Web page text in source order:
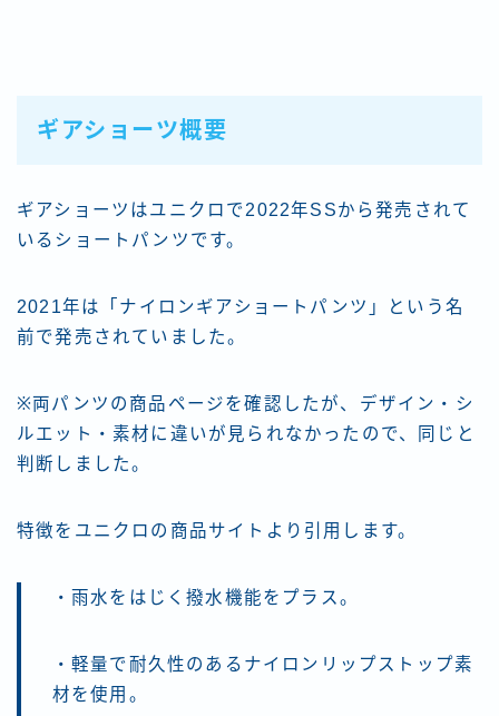
ギアショーツ概要
ギアショーツはユニクロで2022年SSから発売されて
いるショートパンツです。
2021年は「ナイロンギアショートパンツ」という名
前で発売されていました。
※両パンツの商品ページを確認したが、デザイン・シ
ルエット・素材に違いが見られなかったので、同じと
判断しました。
特徴をユニクロの商品サイトより引用します。
・雨水をはじく撥水機能をプラス。
・軽量で耐久性のあるナイロンリップストップ素
材を使用。